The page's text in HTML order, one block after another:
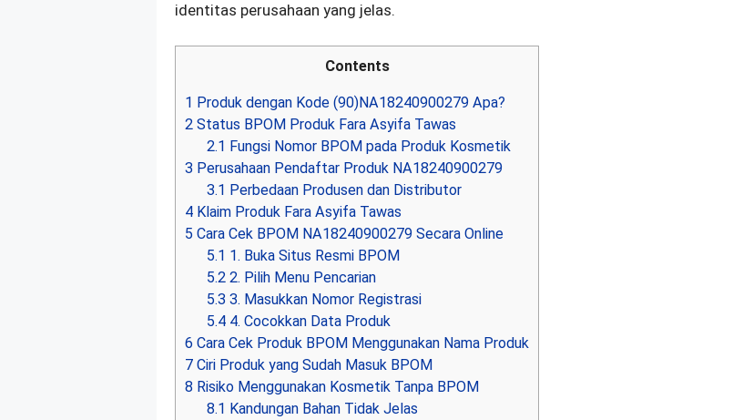
identitas perusahaan yang jelas.
Contents
1 Produk dengan Kode (90)NA18240900279 Apa?
2 Status BPOM Produk Fara Asyifa Tawas
2.1 Fungsi Nomor BPOM pada Produk Kosmetik
3 Perusahaan Pendaftar Produk NA18240900279
3.1 Perbedaan Produsen dan Distributor
4 Klaim Produk Fara Asyifa Tawas
5 Cara Cek BPOM NA18240900279 Secara Online
5.1 1. Buka Situs Resmi BPOM
5.2 2. Pilih Menu Pencarian
5.3 3. Masukkan Nomor Registrasi
5.4 4. Cocokkan Data Produk
6 Cara Cek Produk BPOM Menggunakan Nama Produk
7 Ciri Produk yang Sudah Masuk BPOM
8 Risiko Menggunakan Kosmetik Tanpa BPOM
8.1 Kandungan Bahan Tidak Jelas